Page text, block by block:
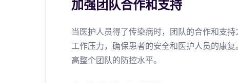
加强团队合作和支持
当医护人员得了传染病时，团队的合作和支
工作压力，确保患者的安全和医护人员的康
高整个团队的防控水平。